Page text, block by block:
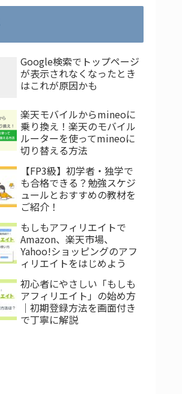
Google検索でトップページ
が表示されなくなったとき
はこれが原因かも
楽天モバイルからmineoに
乗り換え！楽天のモバイル
ルーターを使ってmineoに
切り替える方法
【FP3級】初学者・独学で
も合格できる？勉強スケジ
ュールとおすすめの教材を
ご紹介！
もしもアフィリエイトで
Amazon、楽天市場、
Yahoo!ショッピングのアフ
ィリエイトをはじめよう
初心者にやさしい「もしも
アフィリエイト」の始め方
｜初期登録方法を画面付き
で丁寧に解説